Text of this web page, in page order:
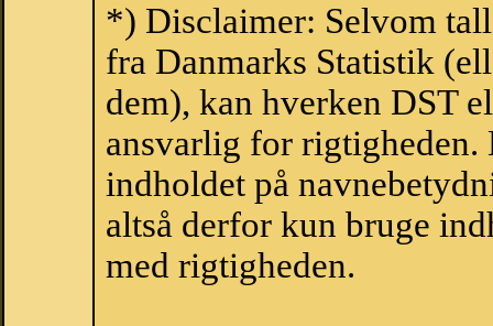
*) Disclaimer: Selvom
fra Danmarks Statistik
dem), kan hverken DST
ansvarlig for
indholdet på
altså derfor kun bruge
med rigtigheden.